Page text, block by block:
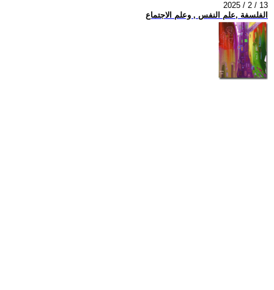
2025 / 2 / 13
الفلسفة ,علم النفس , وعلم الاجتماع